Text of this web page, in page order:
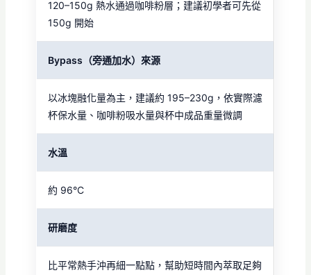
120–150g 熱水通過咖啡粉層；建議初學者可先從
150g 開始
Bypass（旁通加水）來源
以冰塊融化量為主，建議約 195–230g，依實際濾
杯保水量、咖啡粉吸水量與杯中成品重量微調
水溫
約 96°C
研磨度
比平常熱手沖再細一點點，幫助短時間內萃取足夠